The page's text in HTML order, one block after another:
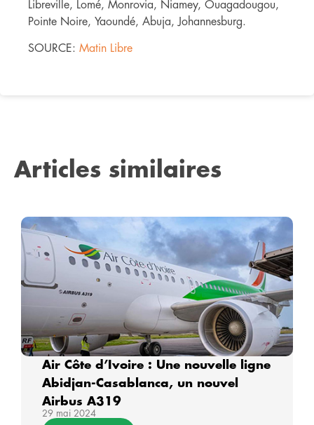
Libreville, Lomé, Monrovia, Niamey, Ouagadougou,
Pointe Noire, Yaoundé, Abuja, Johannesburg.
SOURCE: Matin Libre
Articles similaires
Air Côte d’Ivoire : Une nouvelle ligne
Abidjan-Casablanca, un nouvel
Airbus A319
29 mai 2024